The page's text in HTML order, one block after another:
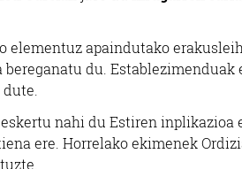
elementuz apaindutako
du.
nahi du Estiren inplikazioa
ere. Horrelako ekimenek